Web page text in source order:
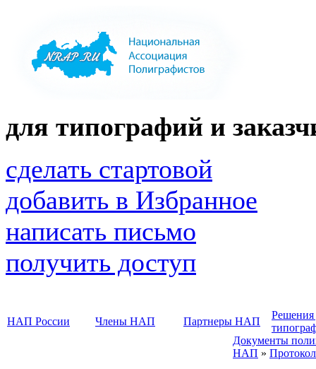
для типографий и
сделать стартовой
добавить в Избранное
написать письмо
получить доступ
НАП России Члены НАП Партнеры НАП
Решения
Документы
НАП »